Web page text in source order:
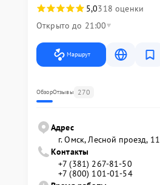
5,0318 оценки
Открыто до 21:00
Маршрут
ОбзорОтзывы 270
Адрес
г. Омск, ​Лесной проезд, 11
Контакты
+7 (381) 267-81-50
+7 (800) 101-01-54